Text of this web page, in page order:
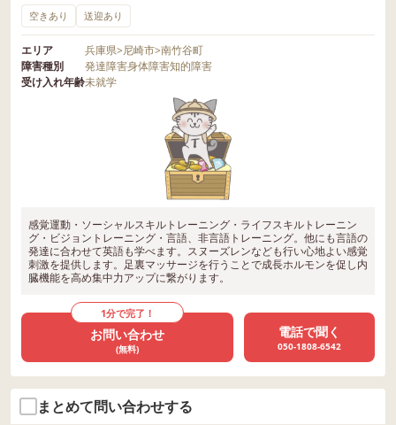
空きあり 送迎あり
エリア 兵庫県>尼崎市>南竹谷町
障害種別
発達障害身体障害知的障害
受け入れ年齢未就学
感覚運動・ソーシャルスキルトレーニング・ライフスキルトレーニン
グ・ビジョントレーニング・言語、非言語トレーニング。他にも言語の
発達に合わせて英語も学べます。スヌーズレンなども行い心地よい感覚
刺激を提供します。足裏マッサージを行うことで成長ホルモンを促し内
臓機能を高め集中力アップに繋がります。
1分で完了！
お問い合わせ
(無料)
電話で聞く
050-1808-6542
まとめて問い合わせする